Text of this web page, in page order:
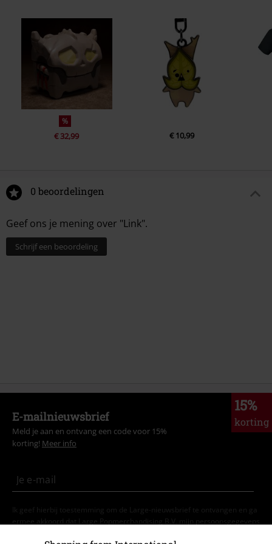
%
€ 32,99 € 10,99
0 beoordelingen
Geef ons je mening over "Link".
Schrijf een beoordeling
15%
korting
E-mailnieuwsbrief
Meld je aan en ontvang een code voor 15%
korting! Meer info
Ik geef hierbij toestemming om de Large-nieuwsbrief te ontvangen en ga
ermee akkoord dat Large Popmerchandising B.V. mijn persoonsgegevens